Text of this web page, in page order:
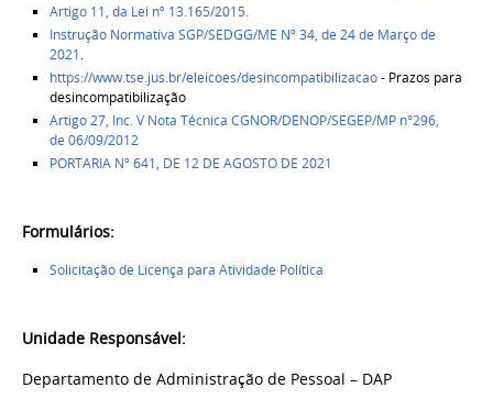
Artigo 11, da Lei nº 13.165/2015.
Instrução Normativa SGP/SEDGG/ME Nº 34, de 24 de Março de
2021.
https://www.tse.jus.br/eleicoes/desincompatibilizacao- Prazos para
desincompatibilização
Artigo 27, Inc. V Nota Técnica CGNOR/DENOP/SEGEP/MP n°296,
de 06/09/2012
PORTARIA Nº 641, DE 12 DE AGOSTO DE 2021
Formulários:
Solicitação de Licença para Atividade Política
Unidade Responsável:
Departamento de Administração de Pessoal – DAP